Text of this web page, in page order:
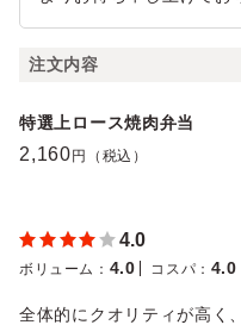
注文内容
特選上ロース焼肉弁当
2,160 円（税込）
4.0
ボリューム ： 4.0 コスパ ： 4.0
全体的にクオリティが高く